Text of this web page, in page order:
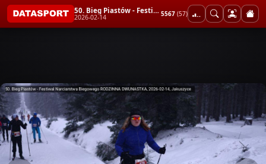
50. Bieg Piastów - Festiwal Narciarstwa Biegowego RODZINNA DWUNASTKA
2026-02-14 5567 (57)